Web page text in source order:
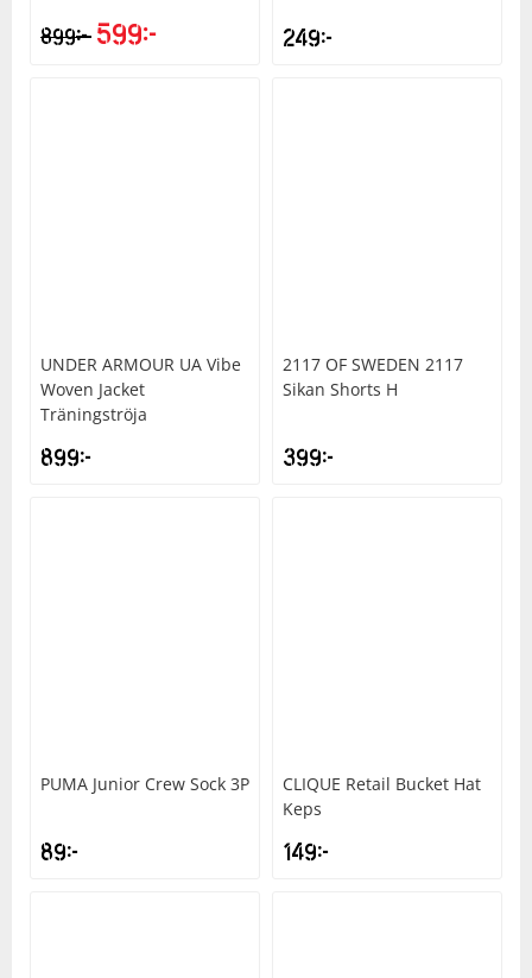
899kr 599kr 249kr
UNDER ARMOUR UA Vibe
Woven Jacket
Träningströja
899kr
2117 OF SWEDEN 2117
Sikan Shorts H
399kr
PUMA Junior Crew Sock 3P
89kr
CLIQUE Retail Bucket Hat
Keps
149kr